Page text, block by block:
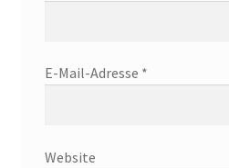
E-Mail-Adresse *
Website